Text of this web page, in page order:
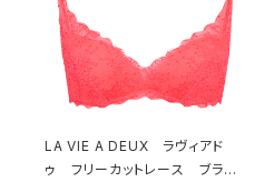
LA VIE A DEUX ラヴィアド
ゥ フリーカットレース ブラレ